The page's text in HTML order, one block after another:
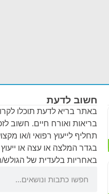
חשוב לדעת
באתר בריא לדעת תוכלו
בריאות ואורח חיים. חשוב
תחליף לייעוץ רפואי ו/או
בגדר המלצה או עצה או
באחריות בלעדית של